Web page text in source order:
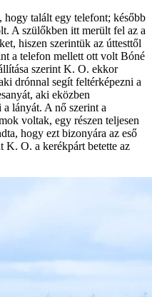
hogy talált egy telefont; később
A szülőkben itt merült fel az a
hiszen szerintük az úttesttől
a telefon mellett ott volt Bóné
szerint K. O. ekkor
drónnal segít feltérképezni a
aki eközben
a lányát. A nő szerint a
voltak, egy részen teljesen
hogy ezt bizonyára az eső
K. O. a kerékpárt betette az